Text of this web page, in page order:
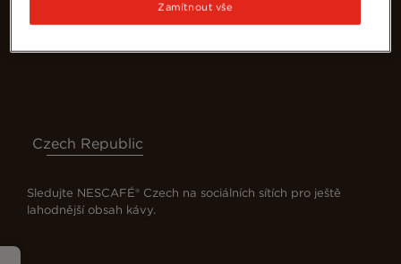
Czech Republic
Sledujte NESCAFÉ® Czech na sociálních sítích pro ještě
lahodnější obsah kávy.
Zamítnout vše